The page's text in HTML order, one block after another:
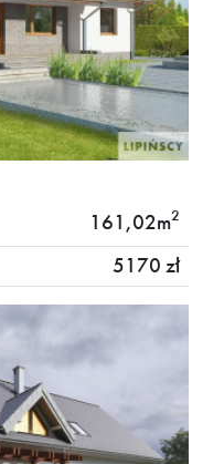
161,02m2
5170 zł